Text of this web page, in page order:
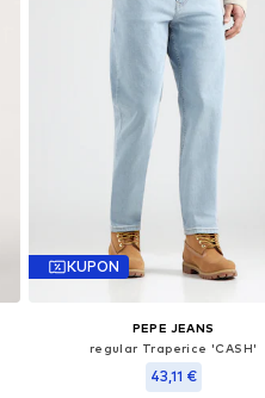
KUPON
PEPE JEANS
regular Traperice 'CASH'
43,11 €